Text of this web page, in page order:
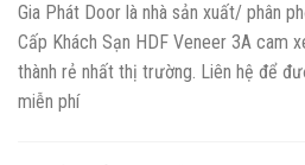
Gia Phát Door là nhà sản xuất/ phân
Cấp Khách Sạn HDF Veneer 3A cam
thành rẻ nhất thị trường. Liên hệ để
miễn phí